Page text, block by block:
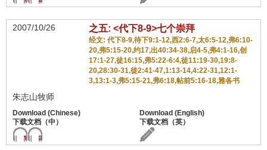
2007/10/26 之五: <代下8-9>七个崇拜
经文: 代下8-9,待下9:1-12,西2:6-7,太6:5-12,弗6:10-
20,弗5:15-20,约17,出40:34-38,启4-5,弗4:1-16,创
17:1-27,徒16:15,弗5:22-6:4,徒11:19-30,19:8-
20,28:30-31,徒2:41-47,1:13-14,4:22-31,12:1-
3,13:1-3,弗5:15-21,弗6:18,帖前5:16-18,雅各书
朱志山牧师